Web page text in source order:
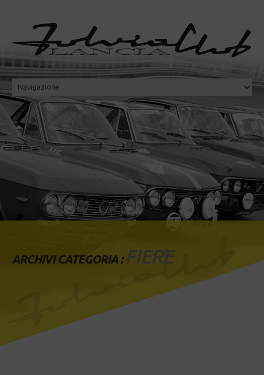
ARCHIVI CATEGORIA : FIERE